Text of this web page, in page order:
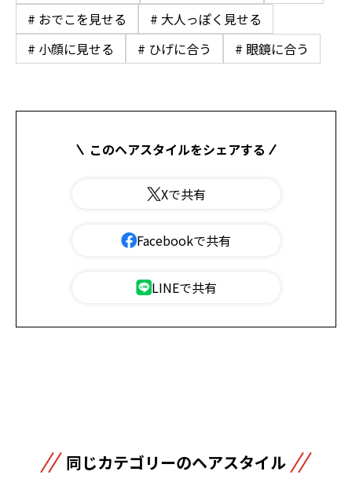
# おでこを見せる
# 大人っぽく見せる
# 小顔に見せる
# ひげに合う # 眼鏡に合う
このヘアスタイルをシェアする
Xで共有
Facebookで共有
LINEで共有
同じカテゴリーのヘアスタイル